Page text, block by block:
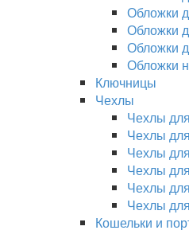
Обложки
Обложки
Обложки
Обложки
Ключницы
Чехлы
Чехлы
Чехлы
Чехлы
Чехлы
Чехлы
Чехлы
Кошельки и